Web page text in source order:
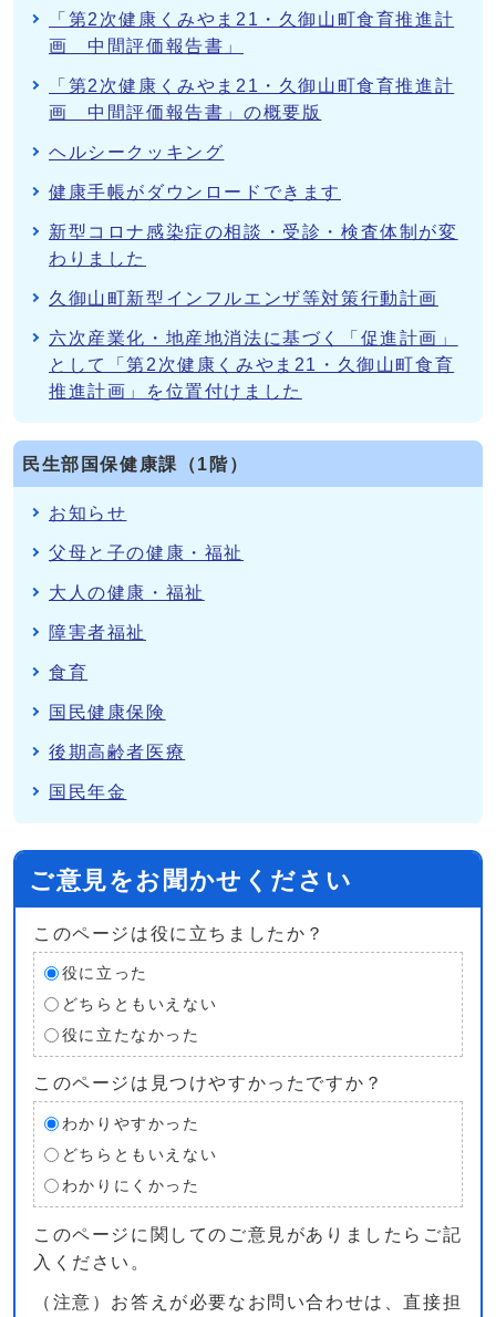
「第2次健康くみやま21・久御山町食育推進計
画 中間評価報告書」
「第2次健康くみやま21・久御山町食育推進計
画 中間評価報告書」の概要版
ヘルシークッキング
健康手帳がダウンロードできます
新型コロナ感染症の相談・受診・検査体制が変
わりました
久御山町新型インフルエンザ等対策行動計画
六次産業化・地産地消法に基づく「促進計画」
として「第2次健康くみやま21・久御山町食育
推進計画」を位置付けました
民生部国保健康課（1階）
お知らせ
父母と子の健康・福祉
大人の健康・福祉
障害者福祉
食育
国民健康保険
後期高齢者医療
国民年金
ご意見をお聞かせください
このページは役に立ちましたか？
役に立った
どちらともいえない
役に立たなかった
このページは見つけやすかったですか？
わかりやすかった
どちらともいえない
わかりにくかった
このページに関してのご意見がありましたらご記
入ください。
（注意）お答えが必要なお問い合わせは、直接担